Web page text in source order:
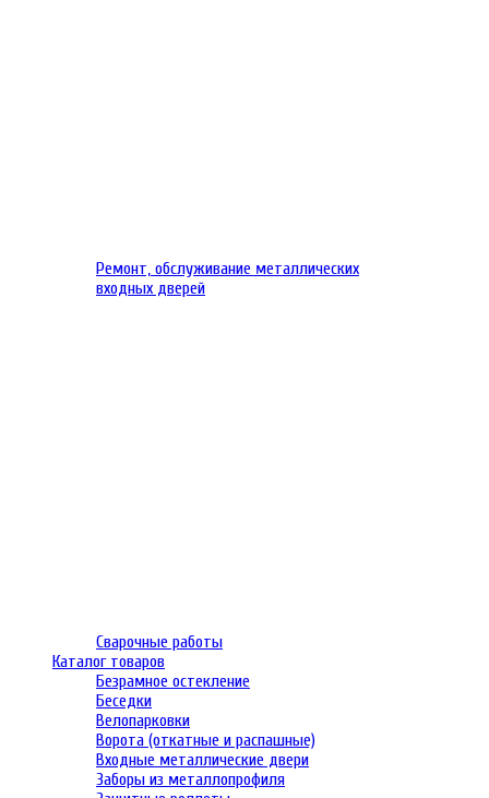
Ремонт, обслуживание металлических
входных дверей
Сварочные работы
Каталог товаров
Безрамное остекление
Беседки
Велопарковки
Ворота (откатные и распашные)
Входные металлические двери
Заборы из металлопрофиля